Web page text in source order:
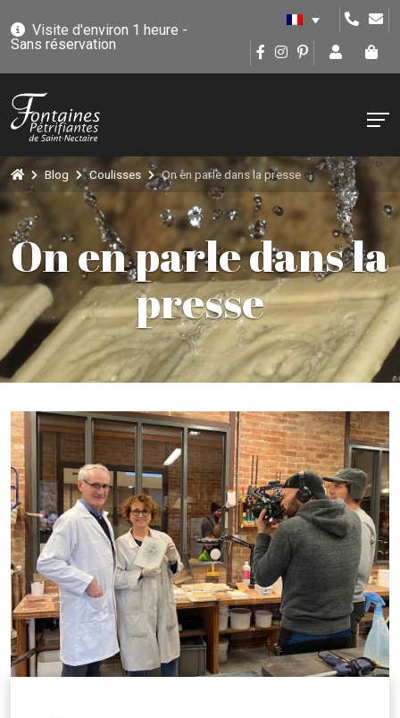
Visite d'environ 1 heure -
Sans réservation
Blog Coulisses On en parle dans la presse
On en parle dans la
presse